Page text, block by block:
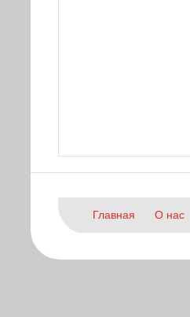
Главная О нас